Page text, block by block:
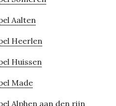
Aalten
Heerlen
Huissen
Made
Alphen aan den rijn